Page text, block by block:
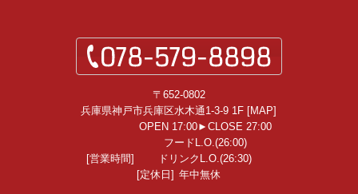
〒652-0802
兵庫県神戸市兵庫区水木通1-3-9 1F [MAP]
[営業時間]
OPEN 17:00►CLOSE 27:00
フードL.O.(26:00)
ドリンクL.O.(26:30)
[定休日] 年中無休